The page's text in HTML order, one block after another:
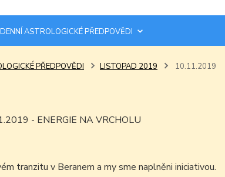
DENNÍ ASTROLOGICKÉ PŘEDPOVĚDI
PŘEDPOVĚDI LISTOPAD 2019 10.11.2019
- ENERGIE NA VRCHOLU
tranzitu v Beranem a my sme naplněni iniciativou.